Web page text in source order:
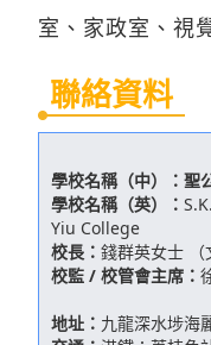
室、家政室、視
聯絡資料
學校名稱（中）： 聖
學校名稱（英）：
Yiu College
校長： 錢群英女士 （
校監 / 校管會主席：
地址： 九龍深水埗海